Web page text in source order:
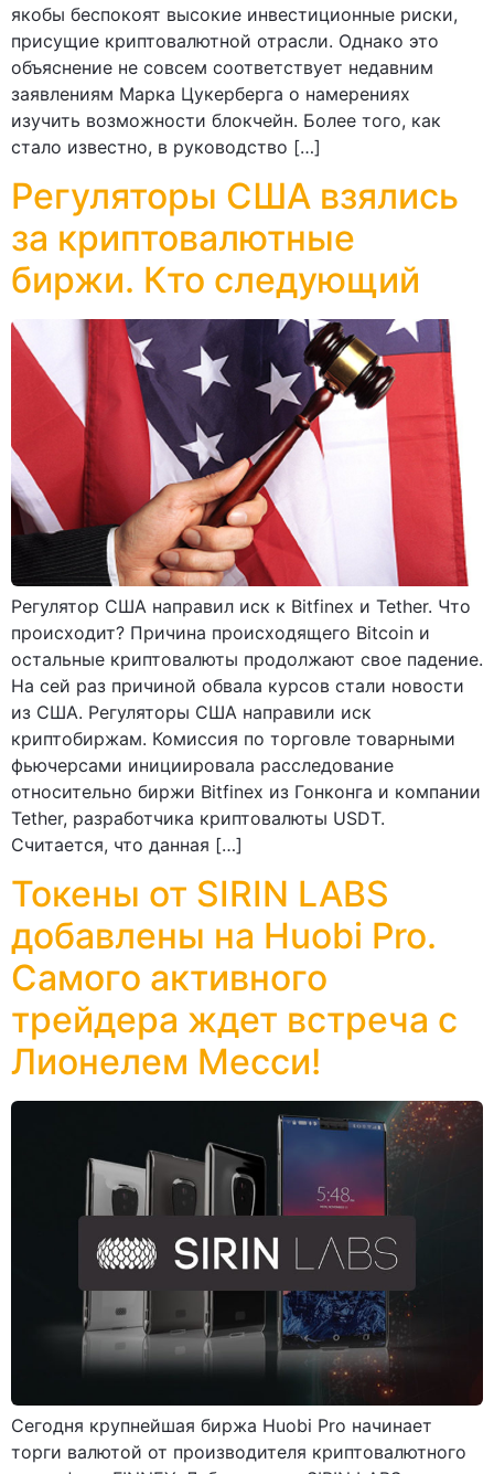
якобы беспокоят высокие инвестиционные риски,
присущие криптовалютной отрасли. Однако это
объяснение не совсем соответствует недавним
заявлениям Марка Цукерберга о намерениях
изучить возможности блокчейн. Более того, как
стало известно, в руководство […]
Регуляторы США взялись
за криптовалютные
биржи. Кто следующий
Регулятор США направил иск к Bitfinex и Tether. Что
происходит? Причина происходящего Bitcoin и
остальные криптовалюты продолжают свое падение.
На сей раз причиной обвала курсов стали новости
из США. Регуляторы США направили иск
криптобиржам. Комиссия по торговле товарными
фьючерсами инициировала расследование
относительно биржи Bitfinex из Гонконга и компании
Tether, разработчика криптовалюты USDT.
Считается, что данная […]
Токены от SIRIN LABS
добавлены на Huobi Pro.
Самого активного
трейдера ждет встреча с
Лионелем Месси!
Сегодня крупнейшая биржа Huobi Pro начинает
торги валютой от производителя криптовалютного